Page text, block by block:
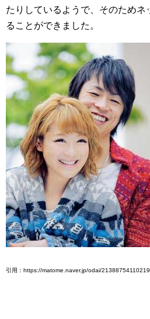
たりしているようで、そのためネ
ることができました。
引用：https://matome.naver.jp/odai/